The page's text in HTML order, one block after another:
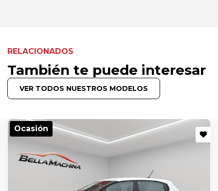
RELACIONADOS
También te puede interesar
VER TODOS NUESTROS MODELOS
Ocasión